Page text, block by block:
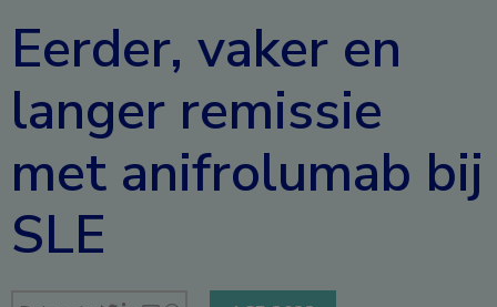
Eerder, vaker en
langer remissie
met anifrolumab bij
SLE